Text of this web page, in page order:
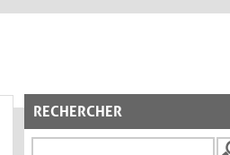
RECHERCHER